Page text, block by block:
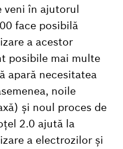
veni în ajutorul
face posibilă
a acestor
posibile mai multe
apară necesitatea
noile
și noul proces de
2.0 ajută la
a electrozilor și